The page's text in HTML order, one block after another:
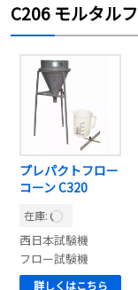
C206 モルタル
プレパクトフロー
コーン C320
在庫:
西日本試験機
フロー試験機
詳しくはこちら